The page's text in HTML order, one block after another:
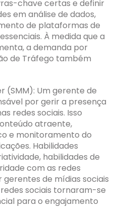
chave certas e definir
em análise de dados,
de plataformas de
À medida que a
a demanda por
de Tráfego também
(SMM): Um gerente de
por gerir a presença
redes sociais. Isso
atraente,
e monitoramento do
Habilidades
habilidades de
com as redes
gerentes de mídias sociais
sociais tornaram-se
para o engajamento